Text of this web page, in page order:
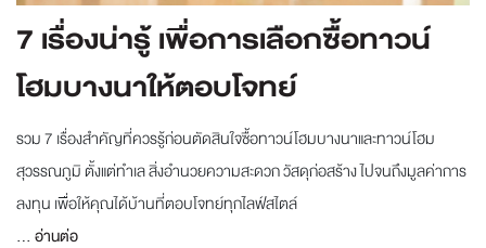
7 เรื่องน่ารู้ เพื่อการเลือกซื้อทาวน์
โฮมบางนาให้ตอบโจทย์
รวม 7 เรื่องสำคัญที่ควรรู้ก่อนตัดสินใจซื้อทาวน์โฮมบางนาและทาวน์โฮม
สุวรรณภูมิ ตั้งแต่ทำเล สิ่งอำนวยความสะดวก วัสดุก่อสร้าง ไปจนถึงมูลค่าการ
ลงทุน เพื่อให้คุณได้บ้านที่ตอบโจทย์ทุกไลฟ์สไตล์
... อ่านต่อ